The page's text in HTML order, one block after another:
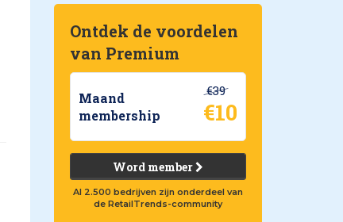
Ontdek de voordelen
van Premium
Maand
membership
€39
€10
Word member
Al 2.500 bedrijven zijn onderdeel van
de RetailTrends-community